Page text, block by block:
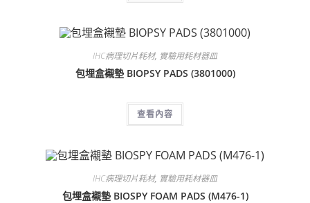
IHC病理切片耗材, 實驗用耗材器皿
包埋盒襯墊 BIOPSY PADS (3801000)
查看內容
IHC病理切片耗材, 實驗用耗材器皿
包埋盒襯墊 BIOSPY FOAM PADS (M476-1)